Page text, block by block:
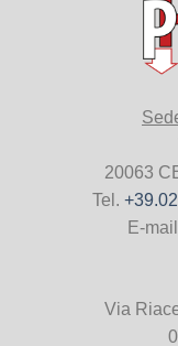
20063
Tel.
E-
Via